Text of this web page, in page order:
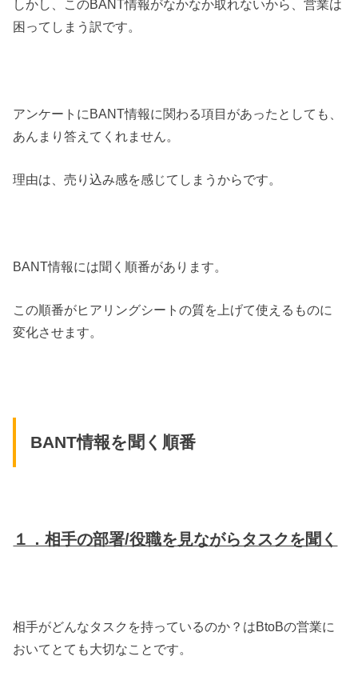
しかし、このBANT情報がなかなか取れないから、営業は
困ってしまう訳です。
アンケートにBANT情報に関わる項目があったとしても、
あんまり答えてくれません。
理由は、売り込み感を感じてしまうからです。
BANT情報には聞く順番があります。
この順番がヒアリングシートの質を上げて使えるものに
変化させます。
BANT情報を聞く順番
１．相手の部署/役職を見ながらタスクを聞く
相手がどんなタスクを持っているのか？はBtoBの営業に
おいてとても大切なことです。